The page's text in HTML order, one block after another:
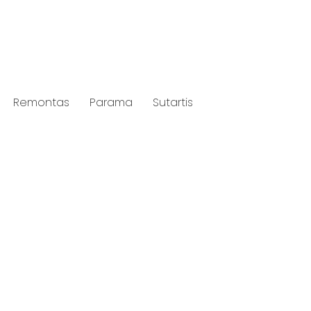
Remontas Parama Sutartis